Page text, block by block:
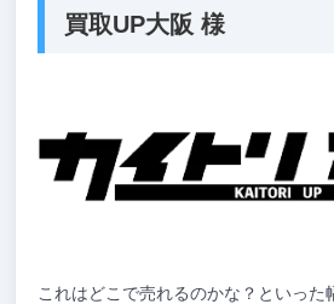
買取UP大阪 様
これはどこで売れるのかな？といった